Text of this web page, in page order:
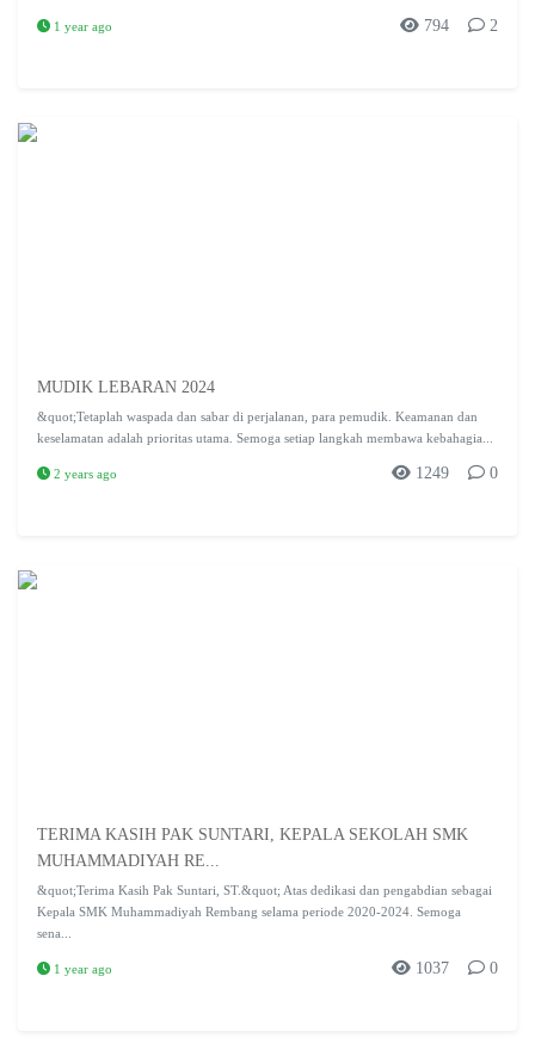
1 year ago 2
794
MUDIK LEBARAN 2024
&quot;Tetaplah waspada dan sabar di perjalanan, para pemudik. Keamanan dan
keselamatan adalah prioritas utama. Semoga setiap langkah membawa kebahagia...
2 years ago 0
1249
TERIMA KASIH PAK SUNTARI, KEPALA SEKOLAH SMK
MUHAMMADIYAH RE...
&quot;Terima Kasih Pak Suntari, ST.&quot; Atas dedikasi dan pengabdian sebagai
Kepala SMK Muhammadiyah Rembang selama periode 2020-2024. Semoga
sena...
1 year ago 0
1037